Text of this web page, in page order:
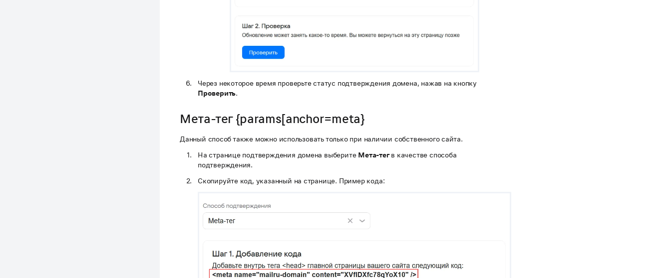
Через некоторое время проверьте статус подтверждения домена, нажав на кнопку
Проверить.
Мета-тег {params[anchor=meta}
Данный способ также можно использовать только при наличии собственного сайта.
На странице подтверждения домена выберите Мета-тегв качестве способа
подтверждения.
Скопируйте код, указанный на странице. Пример кода: